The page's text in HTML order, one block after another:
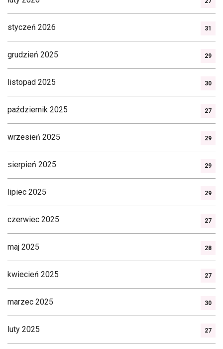
styczeń 2026 31
grudzień 2025 29
listopad 2025 30
październik 2025 27
wrzesień 2025 29
sierpień 2025 29
lipiec 2025 29
czerwiec 2025 27
maj 2025 28
kwiecień 2025 27
marzec 2025 30
luty 2025 27